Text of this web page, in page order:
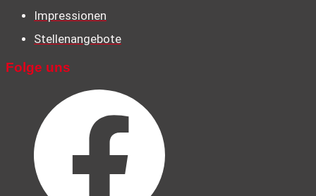
Impressionen
Stellenangebote
Folge uns